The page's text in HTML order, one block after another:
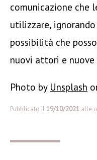
comunicazione che
utilizzare,
possibilità che
nuovi attori e
Photo by Unsplash
Pubblicato il 19/10/2021 alle